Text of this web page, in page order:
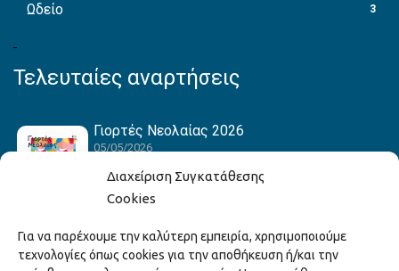
Διαχείριση Συγκατάθεσης
Cookies
Για να παρέχουμε την καλύτερη εμπειρία, χρησιμοποιούμε
τεχνολογίες όπως cookies για την αποθήκευση ή/και την
Ωδείο 3
Τελευταίες αναρτήσεις
Γιορτές Νεολαίας 2026
05/05/2026
Hack the Match: Γνωρίζοντας τα Αμερικανικά
Αθλήματα! Δημιουργώντας το Δικό σου